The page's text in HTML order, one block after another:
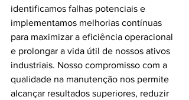
identificamos falhas potenciais e
implementamos melhorias contínuas
para maximizar a eficiência operacional
e prolongar a vida útil de nossos ativos
industriais. Nosso compromisso com a
qualidade na manutenção nos permite
alcançar resultados superiores, reduzir